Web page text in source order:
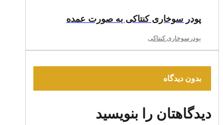
پودر سوخاری کنتاکی به صورت عمده
پودرسوخاری کنتاکی
بدون دیدگاه
دیدگاهتان را بنویسید